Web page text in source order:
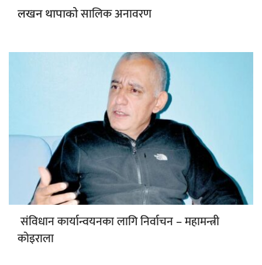
लखन थापाकोसालिक अनावरण
संविधान कार्यान्वयनका लागि निर्वाचन – महामन्त्री
कोइराला